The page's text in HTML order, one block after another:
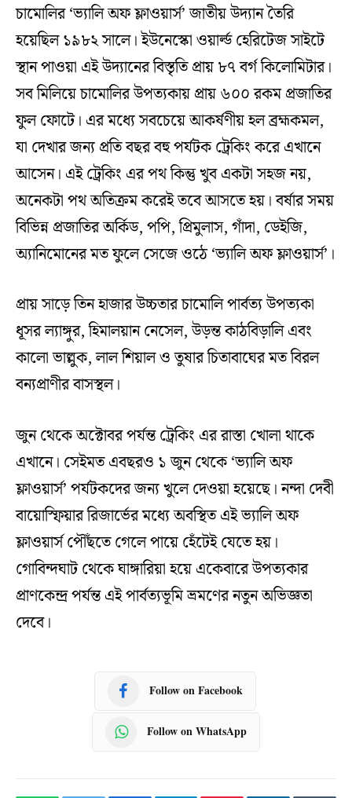
চামোলির ‘ভ্যালি অফ ফ্লাওয়ার্স’ জাতীয় উদ্যান তৈরি
হয়েছিল ১৯৮২ সালে। ইউনেস্কো ওয়ার্ল্ড হেরিটেজ সাইটে
স্থান পাওয়া এই উদ্যানের বিস্তৃতি প্রায় ৮৭ বর্গ কিলোমিটার।
সব মিলিয়ে চামোলির উপত্যকায় প্রায় ৬০০ রকম প্রজাতির
ফুল ফোটে। এর মধ্যে সবচেয়ে আকর্ষণীয় হল ব্রহ্মকমল,
যা দেখার জন্য প্রতি বছর বহু পর্যটক ট্রেকিং করে এখানে
আসেন। এই ট্রেকিং এর পথ কিন্তু খুব একটা সহজ নয়,
অনেকটা পথ অতিক্রম করেই তবে আসতে হয়। বর্ষার সময়
বিভিন্ন প্রজাতির অর্কিড, পপি, প্রিমুলাস, গাঁদা, ডেইজি,
অ্যানিমোনের মত ফুলে সেজে ওঠে ‘ভ্যালি অফ ফ্লাওয়ার্স’।
প্রায় সাড়ে তিন হাজার উচ্চতার চামোলি পার্বত্য উপত্যকা
ধূসর ল্যাঙ্গুর, হিমালয়ান নেসেল, উড়ন্ত কাঠবিড়ালি এবং
কালো ভাল্লুক, লাল শিয়াল ও তুষার চিতাবাঘের মত বিরল
বন্যপ্রাণীর বাসস্থল।
জুন থেকে অক্টোবর পর্যন্ত ট্রেকিং এর রাস্তা খোলা থাকে
এখানে। সেইমত এবছরও ১ জুন থেকে ‘ভ্যালি অফ
ফ্লাওয়ার্স’ পর্যটকদের জন্য খুলে দেওয়া হয়েছে। নন্দা দেবী
বায়োস্ফিয়ার রিজার্ভের মধ্যে অবস্থিত এই ভ্যালি অফ
ফ্লাওয়ার্স পৌঁছতে গেলে পায়ে হেঁটেই যেতে হয়।
গোবিন্দঘাট থেকে ঘাঙ্গারিয়া হয়ে একেবারে উপত্যকার
প্রাণকেন্দ্র পর্যন্ত এই পার্বত্যভূমি ভ্রমণের নতুন অভিজ্ঞতা
দেবে।
Follow on Facebook
Follow on WhatsApp